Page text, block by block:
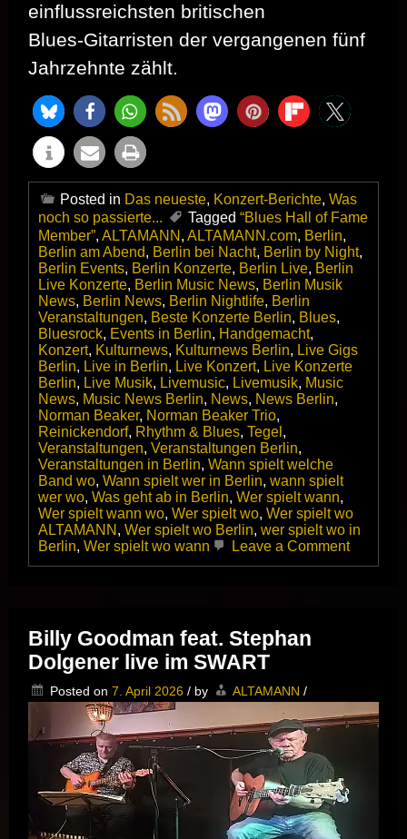
einflussreichsten britischen
Blues‑Gitarristen der vergangenen fünf
Jahrzehnte zählt.
Posted in Das neueste, Konzert-Berichte, Was
noch so passierte...
Tagged “Blues Hall of Fame
Member”, ALTAMANN , ALTAMANN.com, Berlin,
Berlin am Abend, Berlin bei Nacht, Berlin by Night,
Berlin Events, Berlin Konzerte, Berlin Live, Berlin
Live Konzerte, Berlin Music News, Berlin Musik
News, Berlin News, Berlin Nightlife, Berlin
Veranstaltungen, Beste Konzerte Berlin, Blues,
Bluesrock, Events in Berlin, Handgemacht,
Konzert, Kulturnews, Kulturnews Berlin, Live Gigs
Berlin, Live in Berlin, Live Konzert, Live Konzerte
Berlin, Live Musik, Livemusic, Livemusik, Music
News, Music News Berlin, News, News Berlin,
Norman Beaker, Norman Beaker Trio,
Reinickendorf, Rhythm & Blues, Tegel ,
Veranstaltungen, Veranstaltungen Berlin,
Veranstaltungen in Berlin, Wann spielt welche
Band wo, Wann spielt wer in Berlin, wann spielt
wer wo, Was geht ab in Berlin, Wer spielt wann,
Wer spielt wann wo, Wer spielt wo, Wer spielt wo
ALTAMANN , Wer spielt wo Berlin, wer spielt wo in
Berlin, Wer spielt wo wann Leave a Commenton
Dicke
Billy Goodman feat. Stephan
Dolgener live im SWART
Posted on 7. April 2026 / by ALTAMANN /